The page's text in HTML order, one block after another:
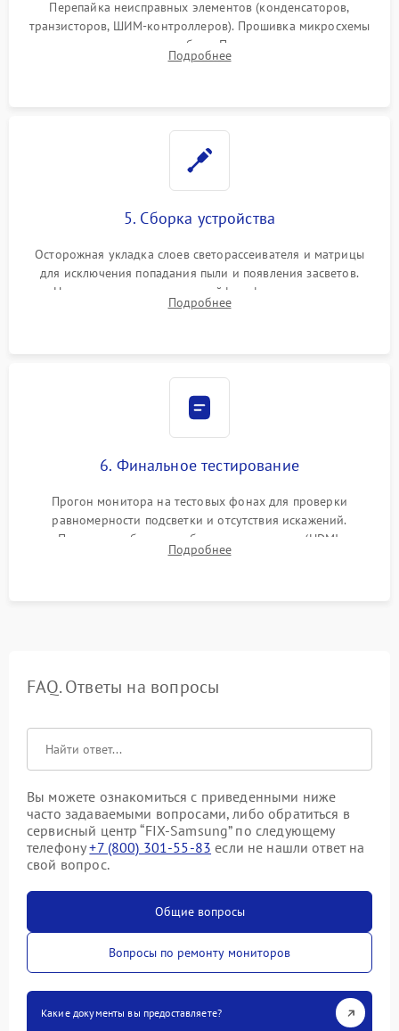
Перепайка неисправных элементов (конденсаторов,
транзисторов, ШИМ-контроллеров). Прошивка микросхемы
памяти при программных сбоях. При поломке подсветки —
разборка матрицы и замена выгоревших светодиодов.
Подробнее
5. Сборка устройства
Осторожная укладка слоев светорассеивателя и матрицы
для исключения попадания пыли и появления засветов.
Надежное подключение шлейфов, фиксация плат и
аккуратное защелкивание пластикового корпуса монитора.
Подробнее
6. Финальное тестирование
Прогон монитора на тестовых фонах для проверки
равномерности подсветки и отсутствия искажений.
Проверка работоспособности всех портов (HDMI,
DisplayPort, VGA) и кнопок управления под нагрузкой в
Подробнее
FAQ. Ответы на вопросы
Вы можете ознакомиться с приведенными ниже
часто задаваемыми вопросами, либо обратиться в
сервисный центр “FIX-Samsung” по следующему
телефону+7 (800) 301-55-83 если не нашли ответ на
свой вопрос.
Общие вопросы
Вопросы по ремонту мониторов
Какие документы вы предоставляете?